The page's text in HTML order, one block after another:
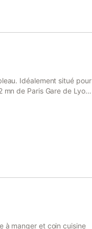
Idéalement situé pour
mn de Paris Gare de Lyon
lumineux, terrasse
à manger et coin cuisine